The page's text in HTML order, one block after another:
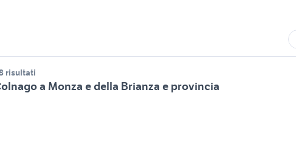
risultati
a Monza e della Brianza e provincia